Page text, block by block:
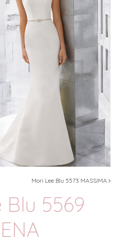
Mori Lee Blu 5573 MASSIMA
Blu 5569